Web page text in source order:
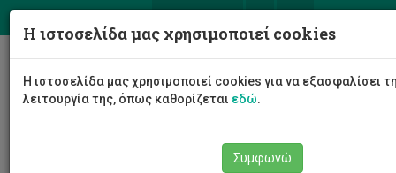
Η ιστοσελίδα μας χρησιμοποιεί cookies
Η ιστοσελίδα μας χρησιμοποιεί cookies για να εξασφαλίσει
λειτουργία της, όπως καθορίζεται εδώ.
Συμφωνώ